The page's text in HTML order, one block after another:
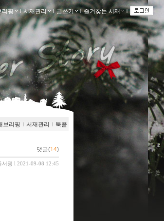
리핑 ｌ 서재관리 ｌ글쓰기 ｌ즐겨찾는 서재 ｌ
브리핑 ｌ 서재관리 ｌ 북플
댓글(14)
서괭 l 2021-09-08 12:45